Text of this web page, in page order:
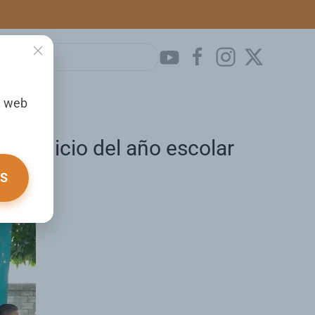
web
inicio del año escolar